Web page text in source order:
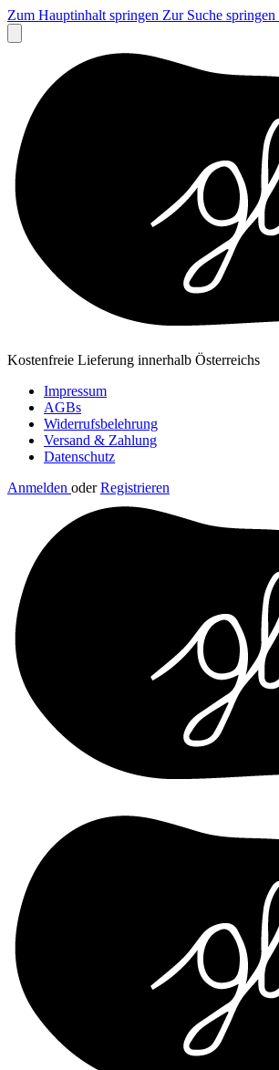
Zum Hauptinhalt springen Zur Suche springen
Kostenfreie Lieferung innerhalb Österreichs
Impressum
AGBs
Widerrufsbelehrung
Versand & Zahlung
Datenschutz
Anmelden oder Registrieren